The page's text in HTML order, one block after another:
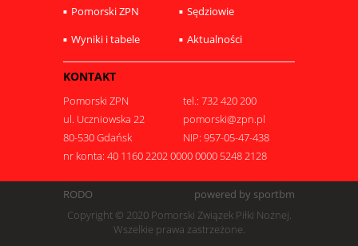
Pomorski ZPN
Sędziowie
Wyniki i tabele
Aktualności
KONTAKT
Pomorski ZPN
tel.: 732 420 200
ul. Uczniowska 22
pomorski@zpn.pl
80-530 Gdańsk
NIP: 957-05-47-438
nr konta: 40 1160 2202 0000 0000 5248 2128
RODO
powered by sportbm
Copyright © 2020 Pomorski Związek Piłki Nożnej.
Wszelkie prawa zastrzeżone.